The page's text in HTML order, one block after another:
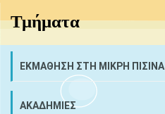
Τμήματα
ΕΚΜΑΘΗΣΗ ΣΤΗ ΜΙΚΡΗ ΠΙΣΙΝΑ
ΑΚΑΔΗΜΙΕΣ